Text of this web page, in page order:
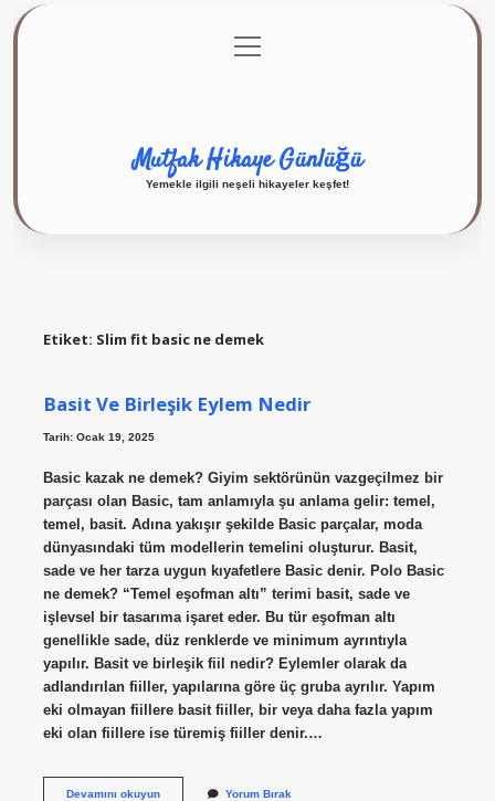
Gizlilik Politikası
menüyü
aç
Mutfak Hikaye Günlüğü
Yemekle ilgili neşeli hikayeler keşfet!
Etiket: Slim fit basic ne demek
Basit Ve Birleşik Eylem Nedir
Tarih: Ocak 19, 2025
Basic kazak ne demek? Giyim sektörünün vazgeçilmez bir
parçası olan Basic, tam anlamıyla şu anlama gelir: temel,
temel, basit. Adına yakışır şekilde Basic parçalar, moda
dünyasındaki tüm modellerin temelini oluşturur. Basit,
sade ve her tarza uygun kıyafetlere Basic denir. Polo Basic
ne demek? “Temel eşofman altı” terimi basit, sade ve
işlevsel bir tasarıma işaret eder. Bu tür eşofman altı
genellikle sade, düz renklerde ve minimum ayrıntıyla
yapılır. Basit ve birleşik fiil nedir? Eylemler olarak da
adlandırılan fiiller, yapılarına göre üç gruba ayrılır. Yapım
eki olmayan fiillere basit fiiller, bir veya daha fazla yapım
eki olan fiillere ise türemiş fiiller denir.…
Devamını okuyunBasit
Yorum Bırak